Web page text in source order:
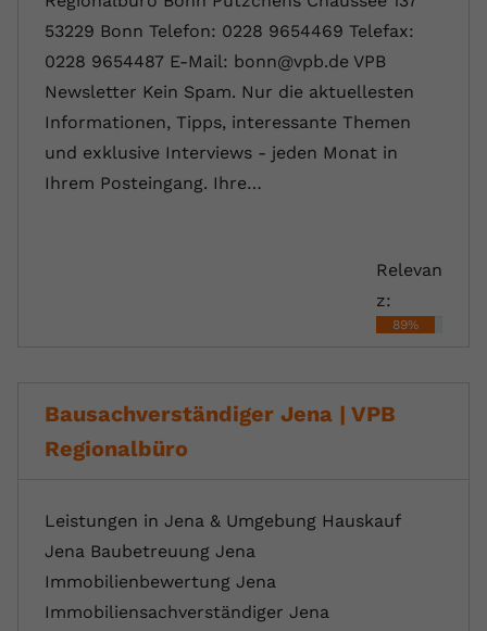
53229 Bonn Telefon: 0228 9654469 Telefax:
0228 9654487 E-Mail: bonn@vpb.de VPB
Newsletter Kein Spam. Nur die aktuellesten
Informationen, Tipps, interessante Themen
und exklusive Interviews - jeden Monat in
Ihrem Posteingang. Ihre…
Relevan
z:
89%
Bausachverständiger Jena | VPB
Regionalbüro
Leistungen in Jena & Umgebung Hauskauf
Jena Baubetreuung Jena
Immobilienbewertung Jena
Immobiliensachverständiger Jena